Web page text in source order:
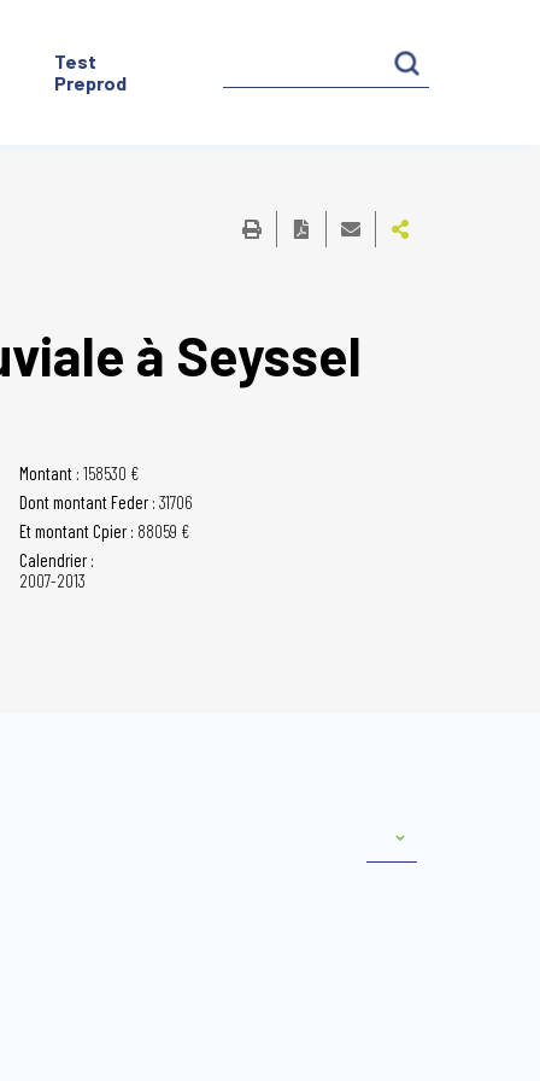
Test
Preprod
à Seyssel
Montant :158530 €
Dont montant Feder :31706
Et montant Cpier : 88059 €
Calendrier :
2007-2013